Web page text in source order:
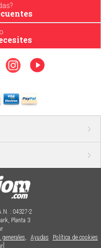
: 04327-2
Planta 3
Ayudas
Política de cookies